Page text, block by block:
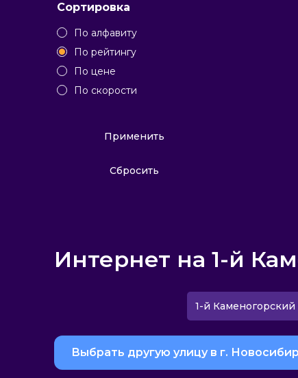
Сортировка
По алфавиту
По рейтингу
По цене
По скорости
Применить
Сбросить
Интернет на 1-й
1-й Каменогорский
Выбрать другую улицу в г.